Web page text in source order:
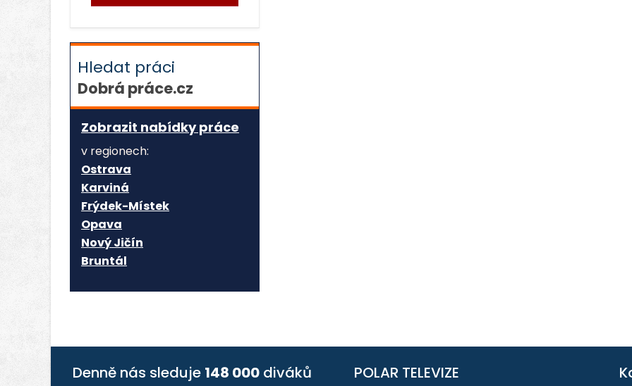
Hledat práci
Dobrá práce.cz
Zobrazit nabídky práce
v regionech:
Ostrava
Karviná
Frýdek-Místek
Opava
Nový Jičín
Bruntál
Denně nás sleduje 148 000 diváků POLAR TELEVIZE